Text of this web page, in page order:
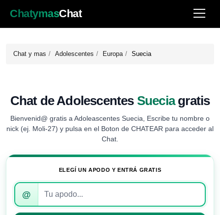
ChatymasChat
Chat y mas Adolescentes Europa Suecia
Chat de Adolescentes Sueciagratis
Bienvenid@ gratis a Adoleascentes Suecia, Escribe tu nombre o
nick (ej. Moli-27) y pulsa en el Boton de CHATEAR para acceder al
Chat.
ELEGÍ UN APODO Y ENTRÁ GRATIS
Introduce
apodo
@